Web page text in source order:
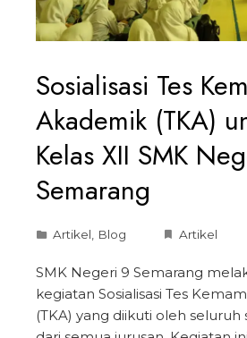
Sosialisasi Tes
Akademik (TKA)
Kelas XII SMK
Semarang
Artikel, Blog Artikel
SMK Negeri 9 Semarang
kegiatan Sosialisasi Tes
(TKA) yang diikuti oleh seluruh